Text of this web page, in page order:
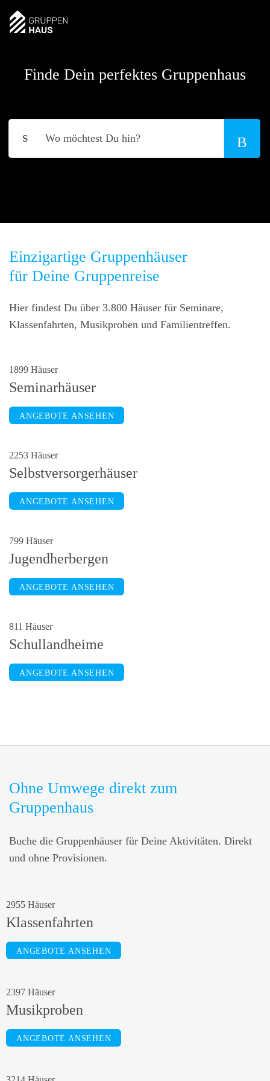
Finde Dein perfektes Gruppenhaus
Einzigartige Gruppenhäuser
für Deine Gruppenreise
Hier findest Du über 3.800 Häuser für Seminare,
Klassenfahrten, Musikproben und Familientreffen.
1899 Häuser
Seminarhäuser
ANGEBOTE ANSEHEN
2253 Häuser
Selbstversorgerhäuser
ANGEBOTE ANSEHEN
799 Häuser
Jugendherbergen
ANGEBOTE ANSEHEN
811 Häuser
Schullandheime
ANGEBOTE ANSEHEN
Ohne Umwege direkt zum
Gruppenhaus
Buche die Gruppenhäuser für Deine Aktivitäten. Direkt
und ohne Provisionen.
2955 Häuser
Klassenfahrten
ANGEBOTE ANSEHEN
2397 Häuser
Musikproben
ANGEBOTE ANSEHEN